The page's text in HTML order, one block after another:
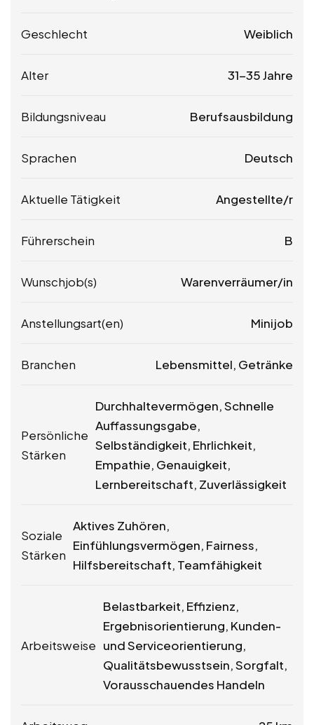
Geschlecht Weiblich
Alter 31-35 Jahre
Bildungsniveau Berufsausbildung
Sprachen Deutsch
Aktuelle Tätigkeit Angestellte/r
Führerschein B
Wunschjob(s) Warenverräumer/in
Anstellungsart(en) Minijob
Branchen Lebensmittel, Getränke
Persönliche
Stärken
Durchhaltevermögen, Schnelle
Auffassungsgabe,
Selbständigkeit, Ehrlichkeit,
Empathie, Genauigkeit,
Lernbereitschaft, Zuverlässigkeit
Soziale
Stärken
Aktives Zuhören,
Einfühlungsvermögen, Fairness,
Hilfsbereitschaft, Teamfähigkeit
Arbeitsweise
Belastbarkeit, Effizienz,
Ergebnisorientierung, Kunden-
und Serviceorientierung,
Qualitätsbewusstsein, Sorgfalt,
Vorausschauendes Handeln